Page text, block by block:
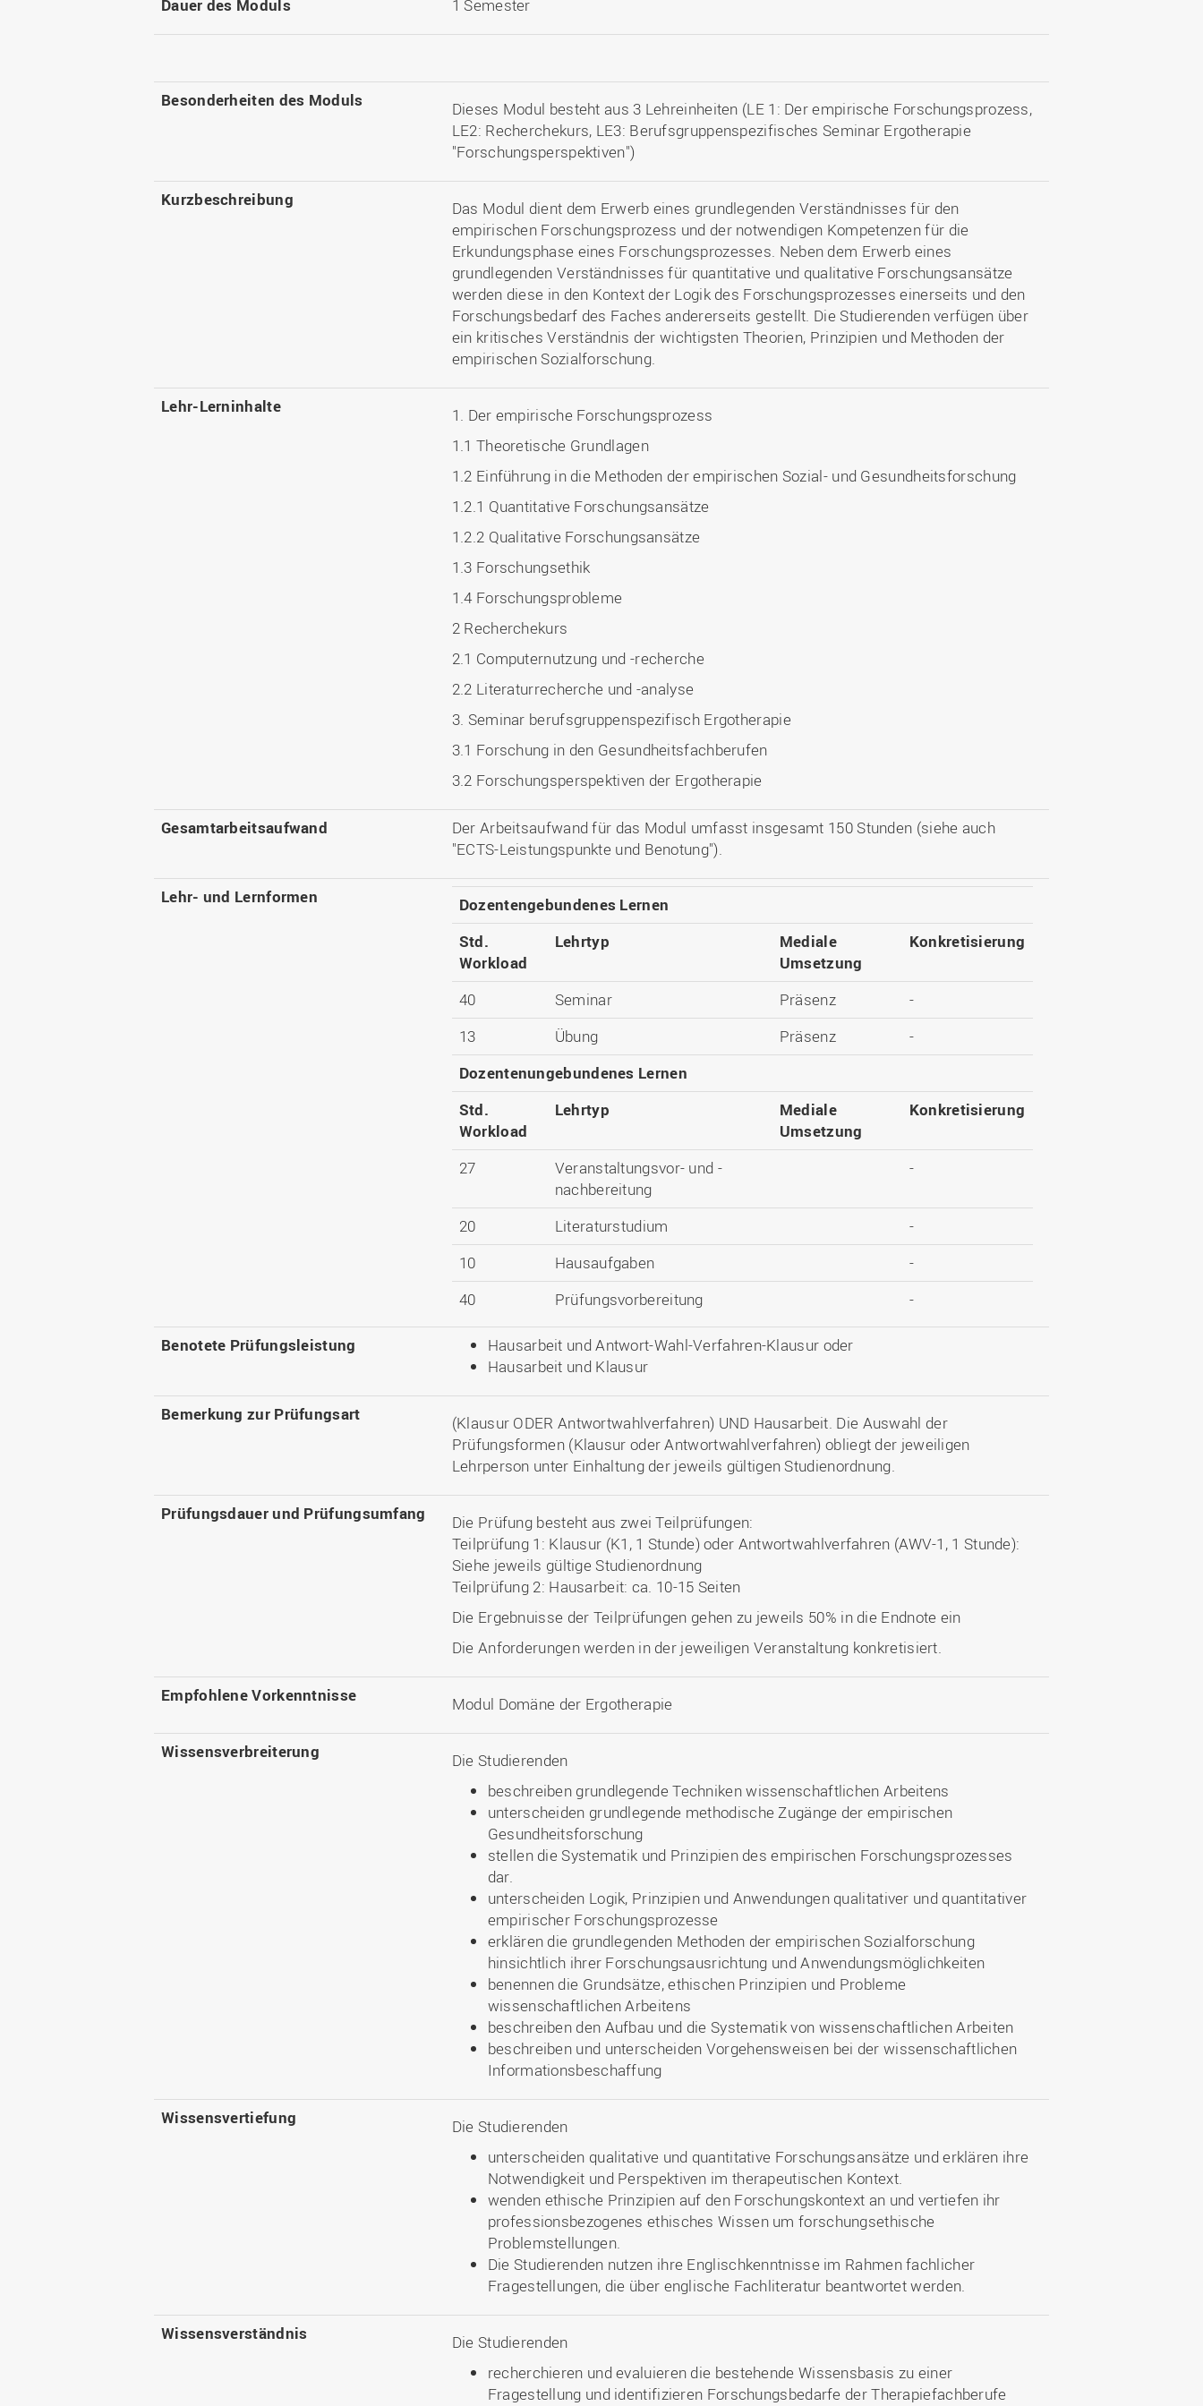
Dauer des Moduls 1 Semester
Besonderheiten des Moduls
Dieses Modul besteht aus 3 Lehreinheiten (LE 1: Der empirische Forschungsprozess,
LE2: Recherchekurs, LE3: Berufsgruppenspezifisches Seminar Ergotherapie
"Forschungsperspektiven")
Kurzbeschreibung
Das Modul dient dem Erwerb eines grundlegenden Verständnisses für den
empirischen Forschungsprozess und der notwendigen Kompetenzen für die
Erkundungsphase eines Forschungsprozesses. Neben dem Erwerb eines
grundlegenden Verständnisses für quantitative und qualitative Forschungsansätze
werden diese in den Kontext der Logik des Forschungsprozesses einerseits und den
Forschungsbedarf des Faches andererseits gestellt. Die Studierenden verfügen über
ein kritisches Verständnis der wichtigsten Theorien, Prinzipien und Methoden der
empirischen Sozialforschung.
Lehr-Lerninhalte
1. Der empirische Forschungsprozess
1.1 Theoretische Grundlagen
1.2 Einführung in die Methoden der empirischen Sozial- und Gesundheitsforschung
1.2.1 Quantitative Forschungsansätze
1.2.2 Qualitative Forschungsansätze
1.3 Forschungsethik
1.4 Forschungsprobleme
2 Recherchekurs
2.1 Computernutzung und -recherche
2.2 Literaturrecherche und -analyse
3. Seminar berufsgruppenspezifisch Ergotherapie
3.1 Forschung in den Gesundheitsfachberufen
3.2 Forschungsperspektiven der Ergotherapie
Gesamtarbeitsaufwand
Der Arbeitsaufwand für das Modul umfasst insgesamt 150 Stunden (siehe auch
"ECTS-Leistungspunkte und Benotung").
Lehr- und Lernformen
Dozentengebundenes Lernen
Std.
Workload
Lehrtyp
Mediale
Umsetzung
Konkretisierung
40 Seminar Präsenz
-
13
Übung Präsenz
-
Dozentenungebundenes Lernen
Std.
Workload
Lehrtyp
Mediale
Umsetzung
Konkretisierung
27
Veranstaltungsvor- und -
nachbereitung
-
20 Literaturstudium
-
10
Hausaufgaben
-
40
Prüfungsvorbereitung -
Benotete Prüfungsleistung
Hausarbeit und Antwort-Wahl-Verfahren-Klausur oder
Hausarbeit und Klausur
Bemerkung zur Prüfungsart
(Klausur ODER Antwortwahlverfahren) UND Hausarbeit. Die Auswahl der
Prüfungsformen (Klausur oder Antwortwahlverfahren) obliegt der jeweiligen
Lehrperson unter Einhaltung der jeweils gültigen Studienordnung.
Prüfungsdauer und Prüfungsumfang
Die Prüfung besteht aus zwei Teilprüfungen:
Teilprüfung 1: Klausur (K1, 1 Stunde) oder Antwortwahlverfahren (AWV-1, 1 Stunde):
Siehe jeweils gültige Studienordnung
Teilprüfung 2: Hausarbeit: ca. 10-15 Seiten
Die Ergebnuisse der Teilprüfungen gehen zu jeweils 50% in die Endnote ein
Die Anforderungen werden in der jeweiligen Veranstaltung konkretisiert.
Empfohlene Vorkenntnisse Modul Domäne der Ergotherapie
Wissensverbreiterung
Die Studierenden
beschreiben grundlegende Techniken wissenschaftlichen Arbeitens
unterscheiden grundlegende methodische Zugänge der empirischen
Gesundheitsforschung
stellen die Systematik und Prinzipien des empirischen Forschungsprozesses
dar.
unterscheiden Logik, Prinzipien und Anwendungen qualitativer und quantitativer
empirischer Forschungsprozesse
erklären die grundlegenden Methoden der empirischen Sozialforschung
hinsichtlich ihrer Forschungsausrichtung und Anwendungsmöglichkeiten
benennen die Grundsätze, ethischen Prinzipien und Probleme
wissenschaftlichen Arbeitens
beschreiben den Aufbau und die Systematik von wissenschaftlichen Arbeiten
beschreiben und unterscheiden Vorgehensweisen bei der wissenschaftlichen
Informationsbeschaffung
Wissensvertiefung
Die Studierenden
unterscheiden qualitative und quantitative Forschungsansätze und erklären ihre
Notwendigkeit und Perspektiven im therapeutischen Kontext.
wenden ethische Prinzipien auf den Forschungskontext an und vertiefen ihr
professionsbezogenes ethisches Wissen um forschungsethische
Problemstellungen.
Die Studierenden nutzen ihre Englischkenntnisse im Rahmen fachlicher
Fragestellungen, die über englische Fachliteratur beantwortet werden.
Wissensverständnis
Die Studierenden
recherchieren und evaluieren die bestehende Wissensbasis zu einer
Fragestellung und identifizieren Forschungsbedarfe der Therapiefachberufe